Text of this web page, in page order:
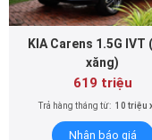
619 triệu
Trả hàng tháng từ: 10 triệu
Nhận báo giá
Đăng ký lái thử